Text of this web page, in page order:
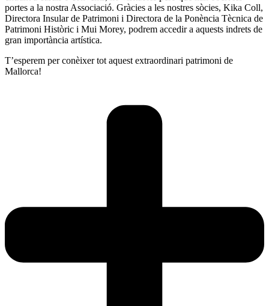
portes a la nostra Associació. Gràcies a les nostres sòcies, Kika Coll,
Directora Insular de Patrimoni i Directora de la Ponència Tècnica de
Patrimoni Històric i Mui Morey, podrem accedir a aquests indrets de
gran importància artística.
T’esperem per conèixer tot aquest extraordinari patrimoni de
Mallorca!